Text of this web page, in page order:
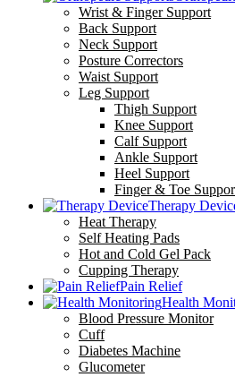
Wrist & Finger Support
Back Support
Neck Support
Posture Correctors
Waist Support
Leg Support
Thigh Support
Knee Support
Calf Support
Ankle Support
Heel Support
Finger & Toe
Therapy
Heat Therapy
Self Heating Pads
Hot and Cold Gel Pack
Cupping Therapy
Pain Relief
Health
Blood Pressure Monitor
Cuff
Diabetes Machine
Glucometer